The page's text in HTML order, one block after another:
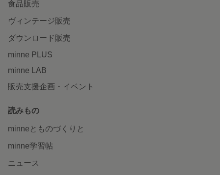
食品販売
ヴィンテージ販売
ダウンロード販売
minne PLUS
minne LAB
販売支援企画・イベント
読みもの
minneとものづくりと
minne学習帖
ニュース